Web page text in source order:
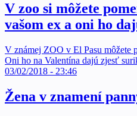
V zoo si môžete
vašom ex a oni ho
V známej ZOO v El Pasu môžete
Oni ho na Valentína dajú zjesť
03/02/2018 - 23:46
Žena v znamení